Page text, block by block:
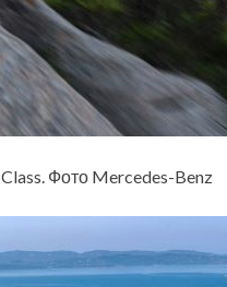
Фото Mercedes-Benz